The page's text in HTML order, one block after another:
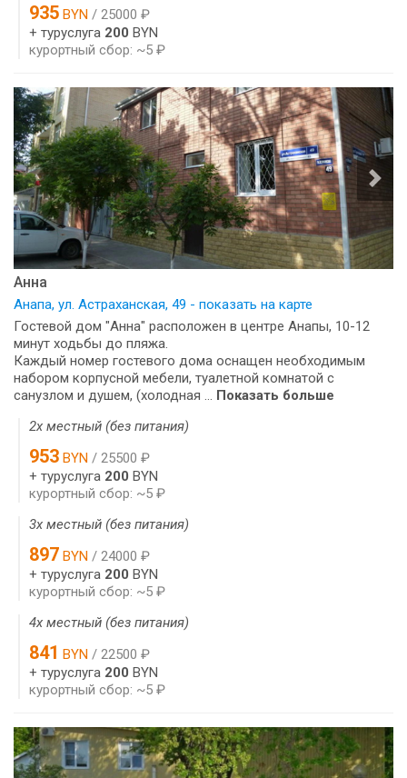
935 BYN / 25000 ₽
+ туруслуга 200 BYN
курортный сбор: ~5 ₽
Анна
Анапа, ул. Астраханская, 49 - показать на карте
Гостевой дом "Анна" расположен в центре Анапы, 10-12
минут ходьбы до пляжа.
Каждый номер гостевого дома оснащен необходимым
набором корпусной мебели, туалетной комнатой с
санузлом и душем, (холодная ... Показать больше
2х местный (без питания)
953 BYN / 25500 ₽
+ туруслуга 200 BYN
курортный сбор: ~5 ₽
3х местный (без питания)
897 BYN / 24000 ₽
+ туруслуга 200 BYN
курортный сбор: ~5 ₽
4х местный (без питания)
841 BYN / 22500 ₽
+ туруслуга 200 BYN
курортный сбор: ~5 ₽